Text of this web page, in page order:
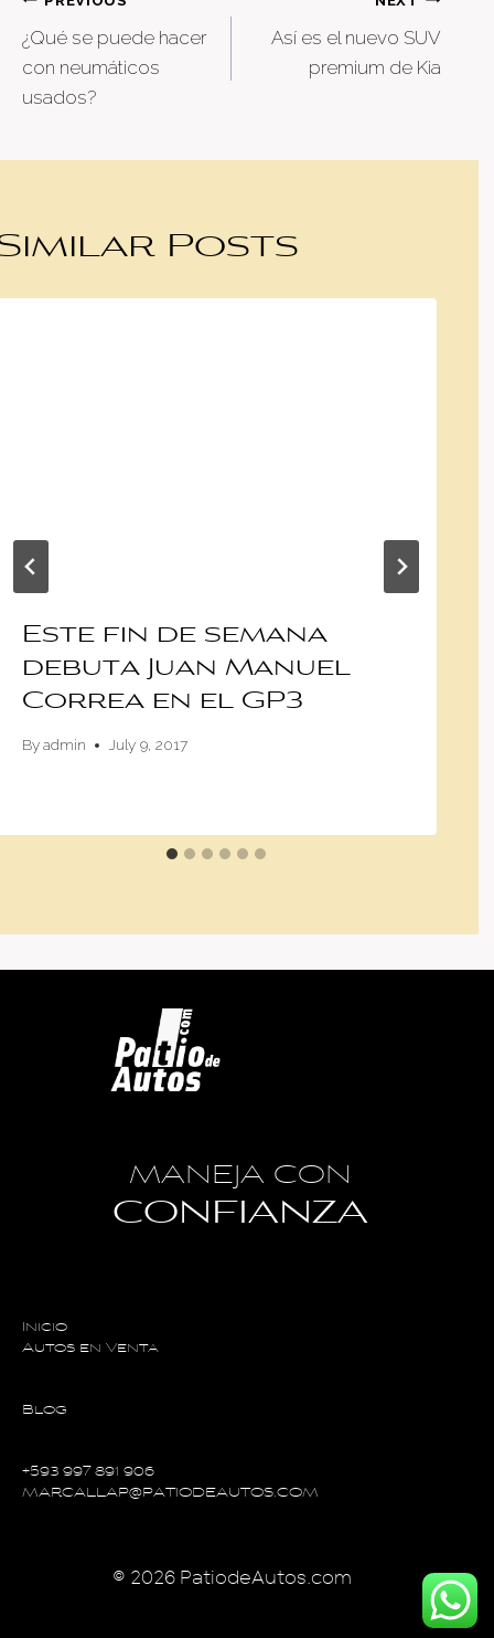
navigation
¿Qué se puede hacer
con neumáticos
usados?
Así es el nuevo SUV
premium de Kia
Posts
Este fin de semana
debuta Juan Manuel
Correa en el GP3
Byadmin July 9, 2017
MANEJA CON
CONFIANZA
Inicio
Autos en Venta
Blog
+593 997 891 906
MARCALLAP@PATIODEAUTOS.COM
© 2026 PatiodeAutos.com